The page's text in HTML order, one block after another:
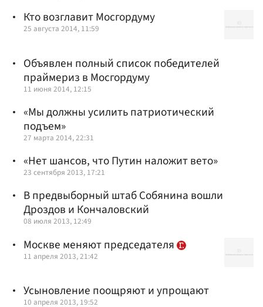
Кто возглавит Мосгордуму
25 августа 2014, 11:59
Объявлен полный список победителей
праймериз в Мосгордуму
11 июня 2014, 12:15
«Мы должны усилить патриотический
подъем»
27 марта 2014, 22:31
«Нет шансов, что Путин наложит вето»
23 сентября 2013, 17:21
В предвыборный штаб Собянина вошли
Дроздов и Кончаловский
08 июля 2013, 12:49
Москве меняют председателя
11 апреля 2013, 21:42
Усыновление поощряют и упрощают
10 апреля 2013, 19:52